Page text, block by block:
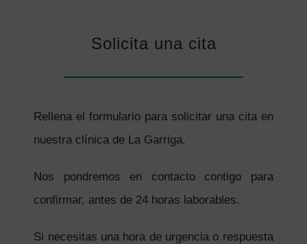
Solicita una cita
Rellena el formulario para solicitar una cita en
nuestra clínica de La Garriga.
Nos pondremos en contacto contigo para
confirmar, antes de 24 horas laborables.
Si necesitas una hora de urgencia o respuesta